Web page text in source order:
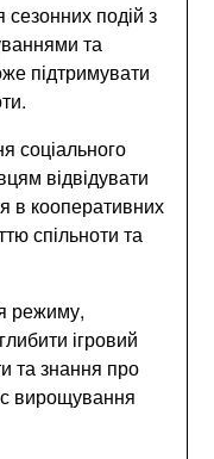
подій з
та
підтримувати
соціального
відвідувати
в кооперативних
спільноти та
режиму,
ігровий
та знання про
вирощування